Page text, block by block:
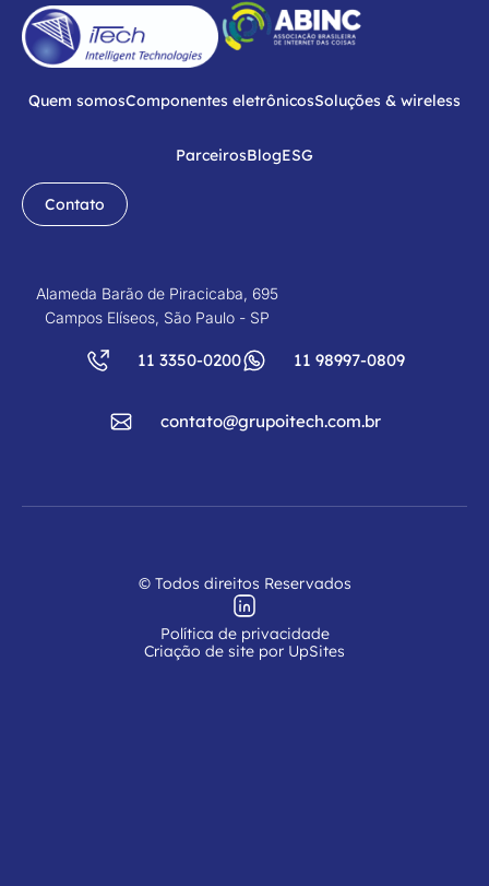
Quem somosComponentes eletrônicosSoluções & wireless
ParceirosBlogESG
Contato
Alameda Barão de Piracicaba, 695
Campos Elíseos, São Paulo - SP
11 3350-0200 11 98997-0809
contato@grupoitech.com.br
© Todos direitos Reservados
Política de privacidade
Criação de site por UpSites